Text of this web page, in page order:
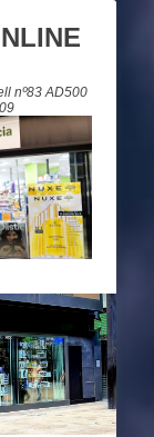
nº83 AD500